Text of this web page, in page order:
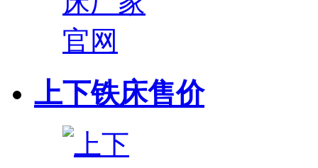
上下铁床售价